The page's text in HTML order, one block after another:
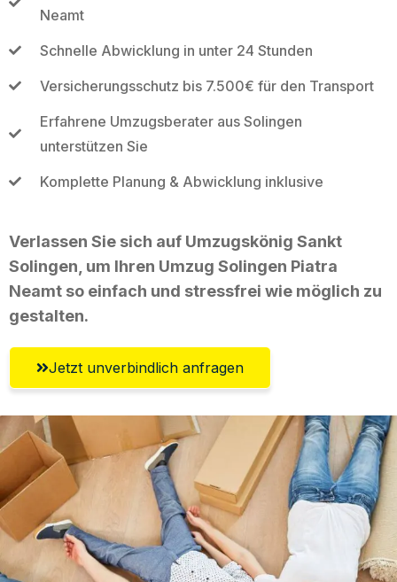
Neamt
Schnelle Abwicklung in unter 24 Stunden
Versicherungsschutz bis 7.500€ für den Transport
Erfahrene Umzugsberater aus Solingen
unterstützen Sie
Komplette Planung & Abwicklung inklusive
Verlassen Sie sich auf Umzugskönig Sankt
Solingen, um Ihren Umzug Solingen Piatra
Neamt so einfach und stressfrei wie möglich zu
gestalten.
Jetzt unverbindlich anfragen